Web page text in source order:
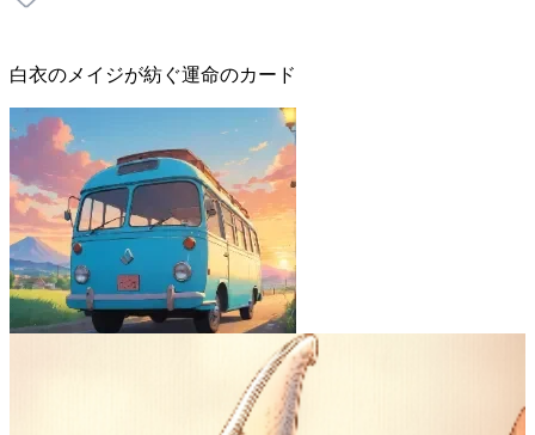
白衣のメイジが紡ぐ運命のカード